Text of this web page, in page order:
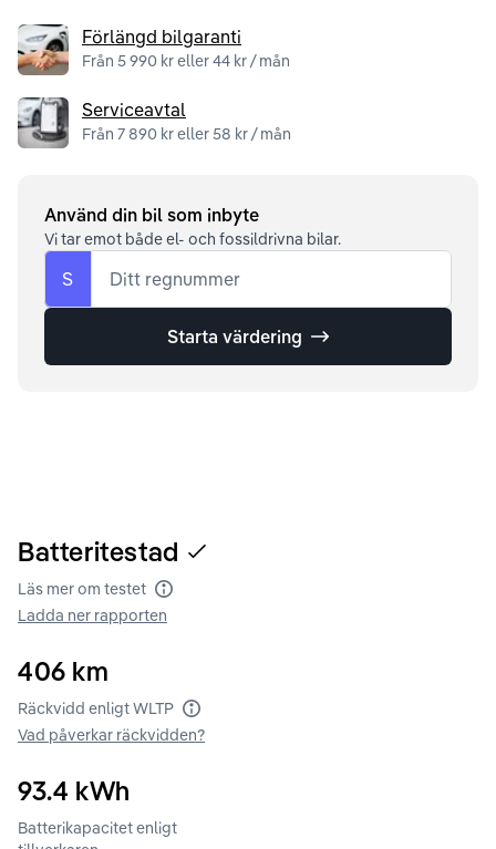
Förlängd bilgaranti
Från 5 990 kr eller 44 kr / mån
Serviceavtal
Från 7 890 kr eller 58 kr / mån
Använd din bil som inbyte
Vi tar emot både el- och fossildrivna bilar.
S Ditt regnummer
Starta värdering
Batteritestad
Läs mer om testet Batteritest
Ladda ner rapporten
406 km
Räckvidd enligt WLTP Räckvidd enligt WLTP
Vad påverkar räckvidden?
93.4 kWh
Batterikapacitet enligt